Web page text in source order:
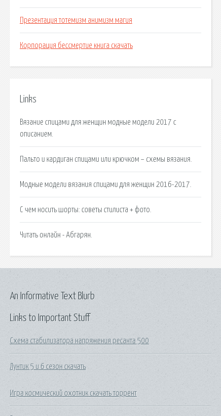
Презентация тотемизм анимизм магия
Корпорация бессмертие книга скачать
Links
Вязание спицами для женщин модные модели 2017 с
описанием.
Пальто и кардиган спицами или крючком – схемы вязания.
Модные модели вязания спицами для женщин 2016-2017.
С чем носить шорты: советы стилиста + фото.
Читать онлайн - Абгарян.
Links to Important Stuff
Схема стабилизатора напряжения ресанта 500
Лунтик 5 и 6 сезон скачать
Игра космический охотник скачать торрент
An Informative Text Blurb